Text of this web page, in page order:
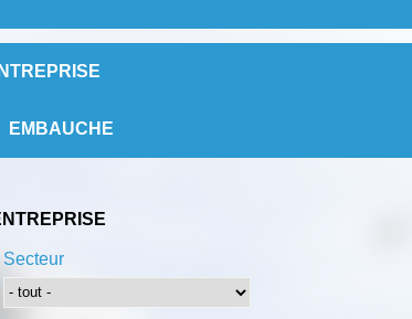
EMBAUCHE
Secteur